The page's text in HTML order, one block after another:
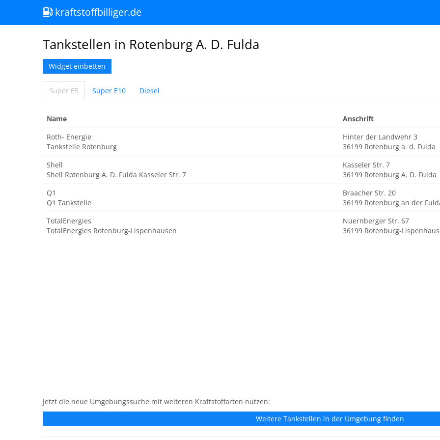
kraftstoffbilliger.de
Tankstellen in Rotenburg A. D. Fulda
Widget einbetten
Super E5 Super E10 Diesel
Name Anschrift
Roth- Energie
Tankstelle Rotenburg
Hinter der Landwehr 3
36199 Rotenburg a. d. Fulda
Shell
Shell Rotenburg A. D. Fulda Kasseler Str. 7
Kasseler Str. 7
36199 Rotenburg A. D. Fulda
Q1
Q1 Tankstelle
Braacher Str. 20
36199 Rotenburg an der
TotalEnergies
TotalEnergies Rotenburg-Lispenhausen
Nuernberger Str. 67
36199 Rotenburg-
Jetzt die neue Umgebungssuche mit weiteren Kraftstoffarten nutzen:
Weitere Tankstellen in der Umgebung finden